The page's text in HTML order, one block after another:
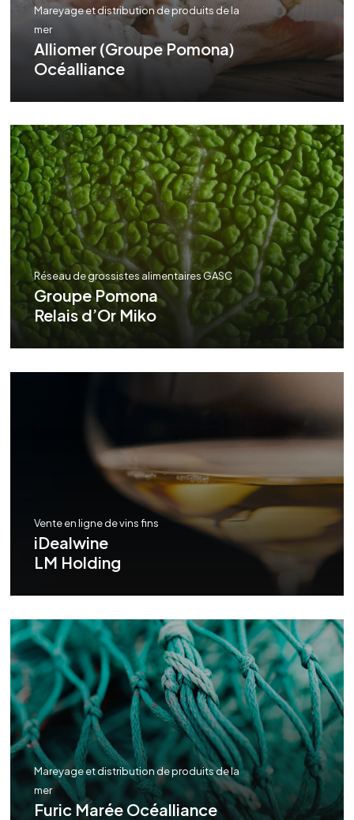
Mareyage et distribution de produits de la
mer
Alliomer (Groupe Pomona)
Océalliance
Réseau de grossistes alimentaires GASC
Groupe Pomona
Relais d’Or Miko
Vente en ligne de vins fins
iDealwine
LM Holding
Mareyage et distribution de produits de la
mer
Furic Marée Océalliance